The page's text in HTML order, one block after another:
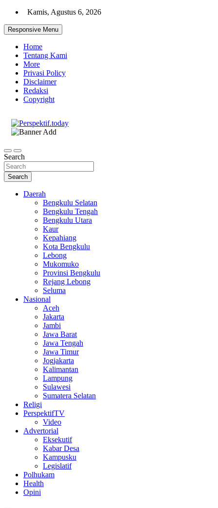
Skip
content
Kamis, Agustus 6, 2026
Responsive Menu
Home
Tentang Kami
More
Privasi Policy
Disclaimer
Redaksi
Copyright
Search
Search
Daerah
Bengkulu Selatan
Bengkulu Tengah
Bengkulu Utara
Kaur
Kepahiang
Kota Bengkulu
Lebong
Mukomuko
Provinsi Bengkulu
Rejang Lebong
Seluma
Nasional
Aceh
Jakarta
Jambi
Jawa Barat
Jawa Tengah
Jawa Timur
Jogjakarta
Kalimantan
Lampung
Sulawesi
Sumatera Selatan
Religi
PerspektifTV
Video
Advertorial
Eksekutif
Kabar Desa
Kampusku
Legislatif
Polhukam
Health
Opini